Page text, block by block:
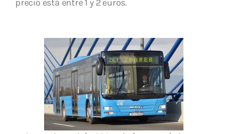
precio está entre 1 y 2 euros.